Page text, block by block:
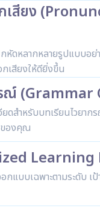
เสียง
หัดหลากหลายรูปแบบอย่
เสียงให้ดียิ่งขึ้น
ณ์ (Grammar
ยดสำหรับบทเรียนไวยา
ของคุณ
Learning
แบบเฉพาะตามระดับ เป้